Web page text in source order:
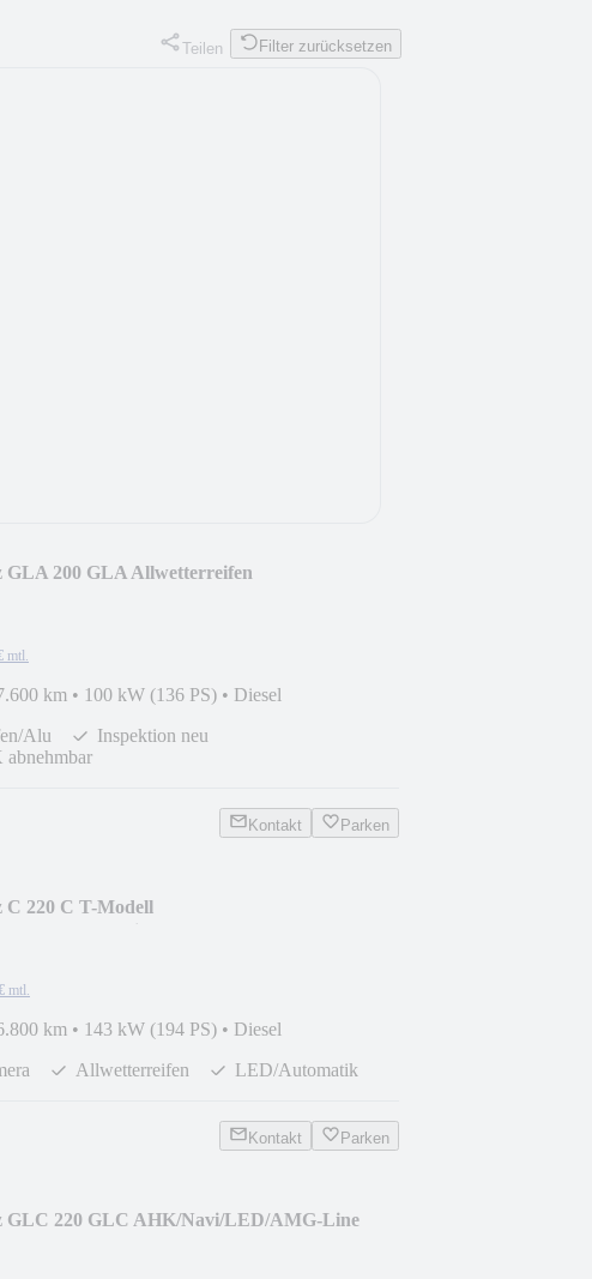
Teilen Filter zurücksetzen
GLA 200 GLA Allwetterreifen
mtl.
km • 100 kW (136 PS) • Diesel
Alu
Inspektion neu
Kontakt Parken
C 220 C T-Modell
mtl.
km • 143 kW (194 PS) • Diesel
Allwetterreifen LED/Automatik
Kontakt Parken
GLC 220 GLC AHK/Navi/LED/AMG-Line